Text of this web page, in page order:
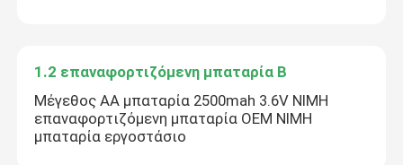
1.2 επαναφορτιζόμενη μπαταρία Β
Μέγεθος AA μπαταρία 2500mah 3.6V NIMH
επαναφορτιζόμενη μπαταρία OEM NIMH
μπαταρία εργοστάσιο